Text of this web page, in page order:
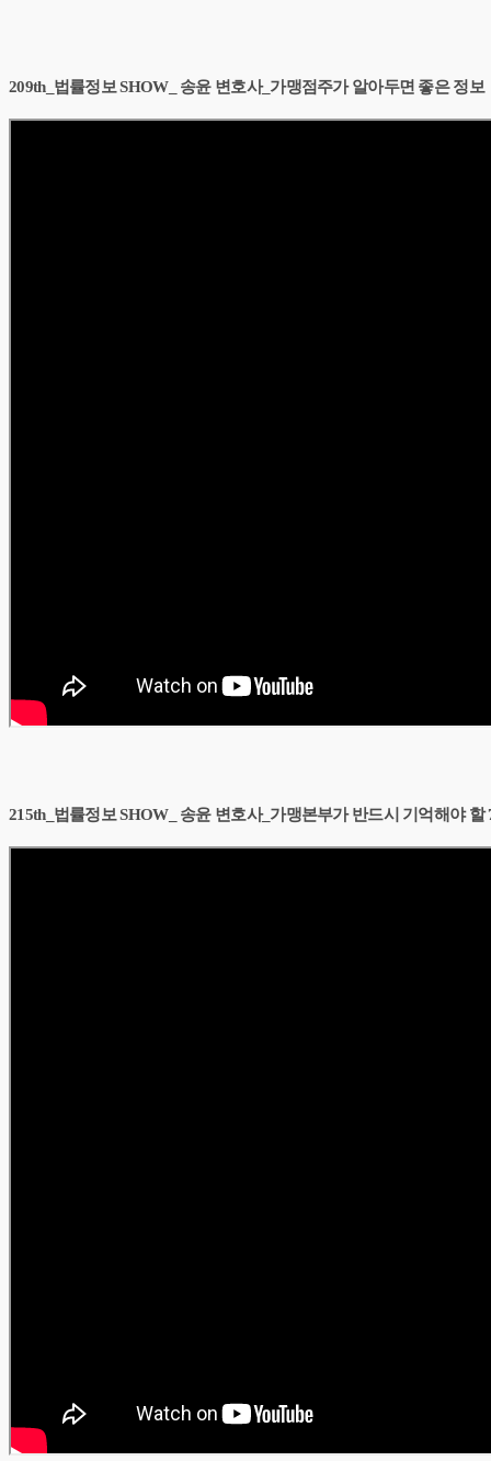
209th_법률정보 SHOW_ 송윤 변호사_가맹점주가 알아두면 좋은 정보
215th_법률정보 SHOW_ 송윤 변호사_가맹본부가 반드시 기억해야 할